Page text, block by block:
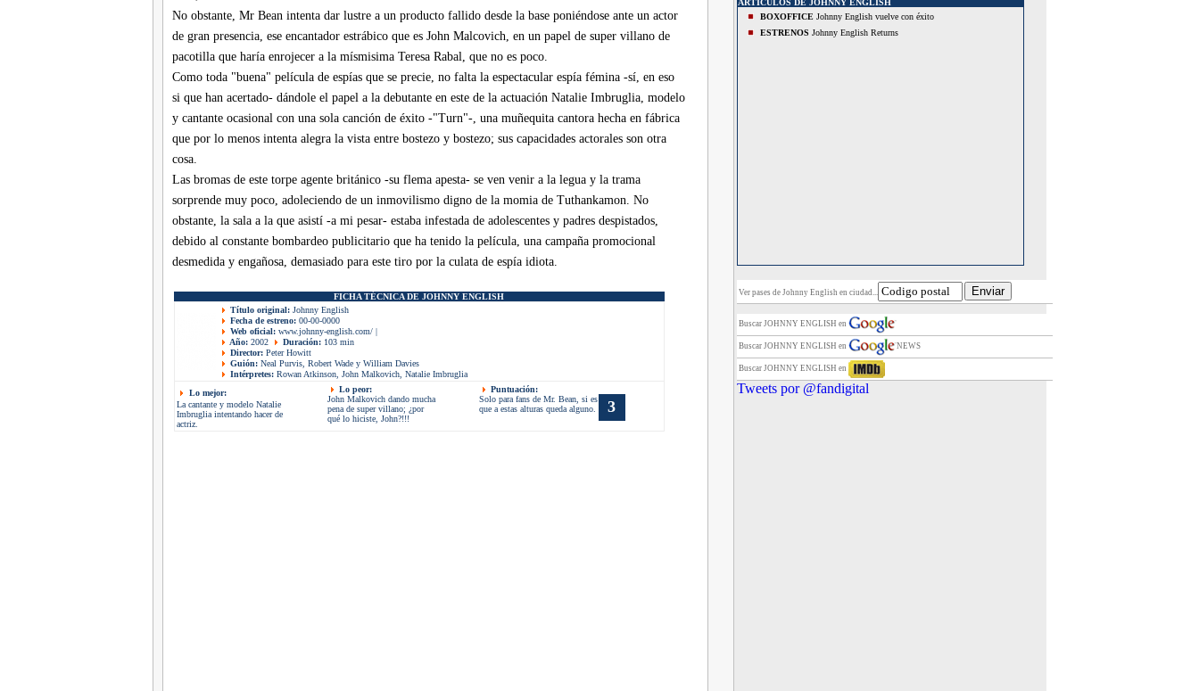
No obstante, Mr Bean intenta dar lustre a un producto fallido desde la base poniéndose ante un actor
de gran presencia, ese encantador estrábico que es John Malcovich, en un papel de super villano de
pacotilla que haría enrojecer a la mísmisima Teresa Rabal, que no es poco.
Como toda "buena" película de espías que se precie, no falta la espectacular espía fémina -sí, en eso
si que han acertado- dándole el papel a la debutante en este de la actuación Natalie Imbruglia, modelo
y cantante ocasional con una sola canción de éxito -"Turn"-, una muñequita cantora hecha en fábrica
que por lo menos intenta alegra la vista entre bostezo y bostezo; sus capacidades actorales son otra
cosa.
Las bromas de este torpe agente británico -su flema apesta- se ven venir a la legua y la trama
sorprende muy poco, adoleciendo de un inmovilismo digno de la momia de Tuthankamon. No
obstante, la sala a la que asistí -a mi pesar- estaba infestada de adolescentes y padres despistados,
debido al constante bombardeo publicitario que ha tenido la película, una campaña promocional
desmedida y engañosa, demasiado para este tiro por la culata de espía idiota.
FICHA TÉCNICA DE JOHNNY ENGLISH
Título original: Johnny English
Fecha de estreno: 00-00-0000
Web oficial: www.johnny-english.com/ |
Año: 2002 Duración: 103 min
Director: Peter Howitt
Guión: Neal Purvis, Robert Wade y William Davies
Intérpretes: Rowan Atkinson, John Malkovich, Natalie Imbruglia
Lo mejor:
La cantante y modelo Natalie
Imbruglia intentando hacer de
actriz.
Lo peor:
John Malkovich dando mucha
pena de super villano; ¿por
qué lo hiciste, John?!!!
Puntuación:
3
Solo para fans de Mr. Bean, si es
que a estas alturas queda alguno.
ARTICULOS DE JOHNNY ENGLISH
BOXOFFICEJohnny English vuelve con éxito
ESTRENOS Johnny English Returns
Ver pases de Johnny English en ciudad...
Buscar JOHNNY ENGLISH en
Buscar JOHNNY ENGLISH en NEWS
Buscar JOHNNY ENGLISH en
Tweets por @fandigital